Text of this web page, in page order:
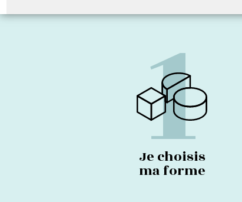
1
Je choisis
ma forme